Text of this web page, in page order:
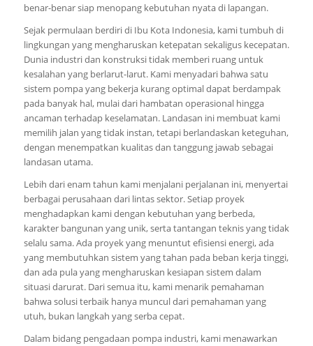
benar-benar siap menopang kebutuhan nyata di lapangan.
Sejak permulaan berdiri di Ibu Kota Indonesia, kami tumbuh di
lingkungan yang mengharuskan ketepatan sekaligus kecepatan.
Dunia industri dan konstruksi tidak memberi ruang untuk
kesalahan yang berlarut-larut. Kami menyadari bahwa satu
sistem pompa yang bekerja kurang optimal dapat berdampak
pada banyak hal, mulai dari hambatan operasional hingga
ancaman terhadap keselamatan. Landasan ini membuat kami
memilih jalan yang tidak instan, tetapi berlandaskan keteguhan,
dengan menempatkan kualitas dan tanggung jawab sebagai
landasan utama.
Lebih dari enam tahun kami menjalani perjalanan ini, menyertai
berbagai perusahaan dari lintas sektor. Setiap proyek
menghadapkan kami dengan kebutuhan yang berbeda,
karakter bangunan yang unik, serta tantangan teknis yang tidak
selalu sama. Ada proyek yang menuntut efisiensi energi, ada
yang membutuhkan sistem yang tahan pada beban kerja tinggi,
dan ada pula yang mengharuskan kesiapan sistem dalam
situasi darurat. Dari semua itu, kami menarik pemahaman
bahwa solusi terbaik hanya muncul dari pemahaman yang
utuh, bukan langkah yang serba cepat.
Dalam bidang pengadaan pompa industri, kami menawarkan